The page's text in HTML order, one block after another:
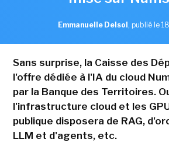
Emmanuelle Delsol , publié le
Sans surprise, la Caisse des
l'offre dédiée à l'IA du cloud
par la Banque des Territoires.
l'infrastructure cloud et les
publique disposera de RAG,
LLM et d'agents, etc.